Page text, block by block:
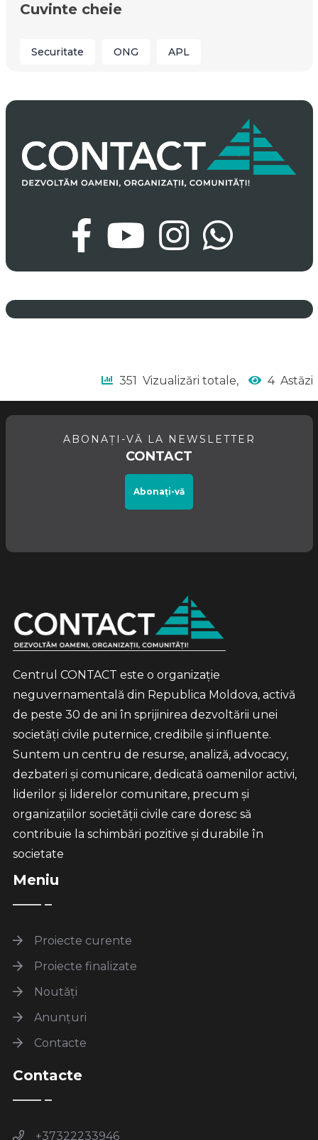
Cuvinte cheie
Securitate ONG APL
351 Vizualizări totale, 4Astăzi
ABONAȚI-VĂ LA NEWSLETTER
CONTACT
Abonați-vă
Centrul CONTACT este o organizație
neguvernamentală din Republica Moldova, activă
de peste 30 de ani în sprijinirea dezvoltării unei
societăți civile puternice, credibile și influente.
Suntem un centru de resurse, analiză, advocacy,
dezbateri și comunicare, dedicată oamenilor activi,
liderilor și liderelor comunitare, precum și
organizațiilor societății civile care doresc să
contribuie la schimbări pozitive și durabile în
societate
Meniu
Proiecte curente
Proiecte finalizate
Noutăți
Anunțuri
Contacte
Contacte
+37322233946